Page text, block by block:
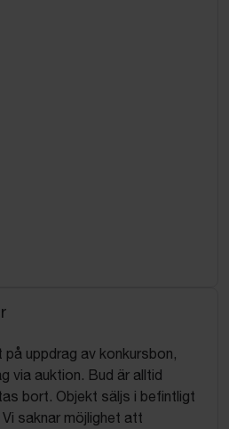
uppdrag av konkursbon,
via auktion. Bud är alltid
bort. Objekt säljs i befintligt
saknar möjlighet att